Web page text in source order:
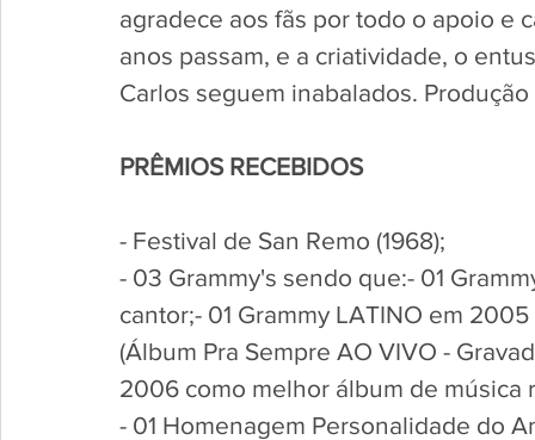
agradece aos fãs por todo o apoio e
anos passam, e a criatividade, o
Carlos seguem inabalados.
PRÊMIOS RECEBIDOS
- Festival de San Remo (1968);
- 03 Grammy's sendo que:- 01
cantor;- 01 Grammy LATINO em
(Álbum Pra Sempre AO VIVO -
2006 como melhor álbum de música
- 01 Homenagem Personalidade do